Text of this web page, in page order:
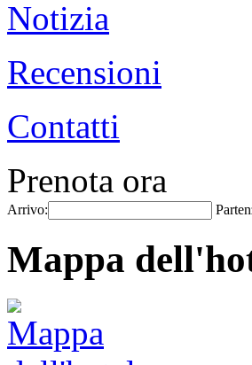
Notizia
Recensioni
Contatti
Prenota ora
Arrivo:
Mappa